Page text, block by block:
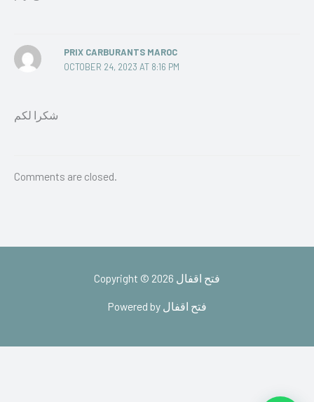
PRIX CARBURANTS MAROC
OCTOBER 24, 2023 AT 8:16 PM
شكرا لكم
Comments are closed.
Copyright © 2026 فتح اقفال
Powered by فتح اقفال